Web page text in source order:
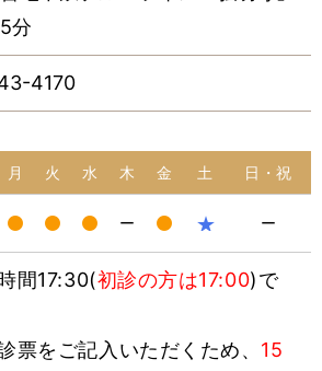
分
4170
月 火 水 木 金 土 日・祝
ー ★ ー
間17:30(初診の方は17:00)で
票をご記入いただくため、 15